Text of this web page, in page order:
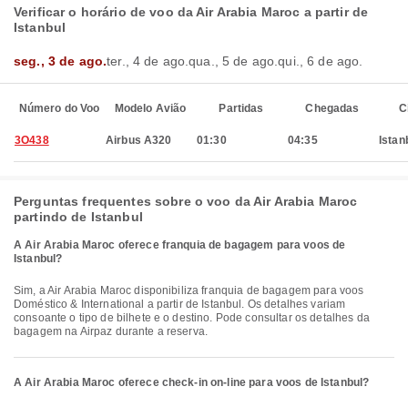
Verificar o horário de voo da Air Arabia Maroc a partir de
Istanbul
seg., 3 de ago.ter., 4 de ago.qua., 5 de ago.qui., 6 de ago.
Número do Voo Modelo Avião Partidas Chegadas
3O438 Airbus A320 01:30 04:35
Perguntas frequentes sobre o voo da Air Arabia Maroc
partindo de Istanbul
A Air Arabia Maroc oferece franquia de bagagem para voos de
Istanbul?
Sim, a Air Arabia Maroc disponibiliza franquia de bagagem para voos
Doméstico & International a partir de Istanbul. Os detalhes variam
consoante o tipo de bilhete e o destino. Pode consultar os detalhes da
bagagem na Airpaz durante a reserva.
A Air Arabia Maroc oferece check-in on-line para voos de Istanbul?